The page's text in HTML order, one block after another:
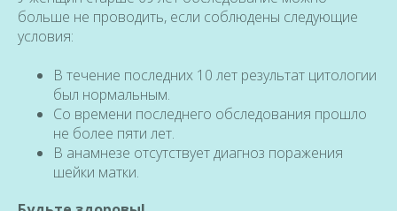
больше не проводить, если соблюдены следующие
условия:
В течение последних 10 лет результат цитологии
был нормальным.
Со времени последнего обследования прошло
не более пяти лет.
В анамнезе отсутствует диагноз поражения
шейки матки.